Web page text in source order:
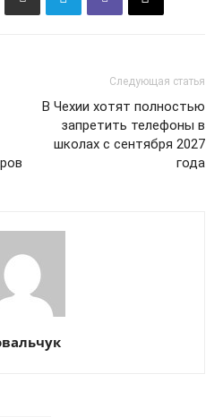
СЕЙЧАС
Следующая статья
В Чехии хотят полностью
запретить телефоны в
школах с сентября 2027
года